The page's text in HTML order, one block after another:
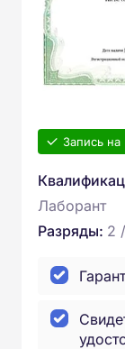
Запись
Лаборант
Разряды: 2